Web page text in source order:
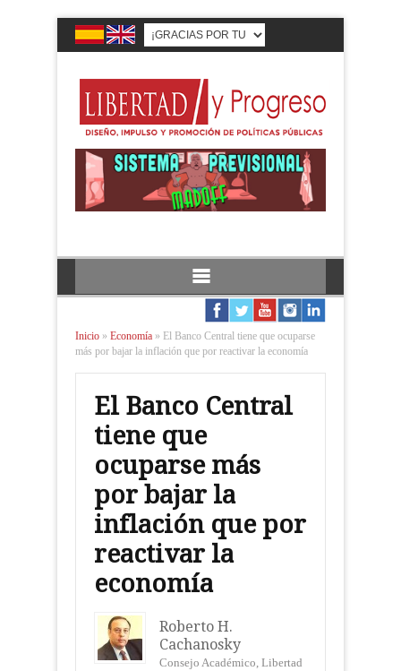
Inicio » Economía » El Banco Central tiene que ocuparse
más por bajar la inflación que por reactivar la economía
El Banco Central
tiene que
ocuparse más
por bajar la
inflación que por
reactivar la
economía
Roberto H.
Cachanosky
Consejo Académico, Libertad